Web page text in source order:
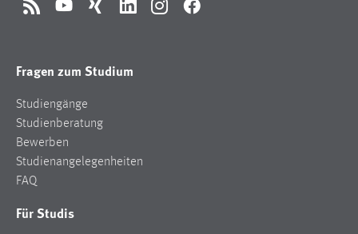
RSS YouTubeXing LinkedInInstagramFacebook
Fragen zum Studium
Studiengänge
Studienberatung
Bewerben
Studienangelegenheiten
FAQ
Für Studis
Max. 13 Monate
MARKETING
Marketing Cookies werden von Drittanbietern
hinweg verfolgen.